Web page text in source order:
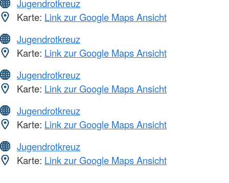
Jugendrotkreuz
Karte: Link zur Google Maps Ansicht
Jugendrotkreuz
Karte: Link zur Google Maps Ansicht
Jugendrotkreuz
Karte: Link zur Google Maps Ansicht
Jugendrotkreuz
Karte: Link zur Google Maps Ansicht
Jugendrotkreuz
Karte: Link zur Google Maps Ansicht